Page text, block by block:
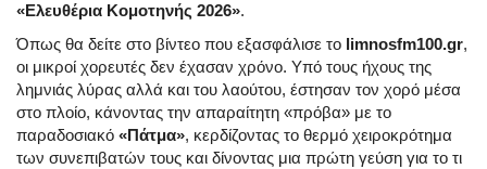
«Ελευθέρια Κομοτηνής 2026».
Όπως θα δείτε στο βίντεο που εξασφάλισε το limnosfm100.gr,
οι μικροί χορευτές δεν έχασαν χρόνο. Υπό τους ήχους της
λημνιάς λύρας αλλά και του λαούτου, έστησαν τον χορό μέσα
στο πλοίο, κάνοντας την απαραίτητη «πρόβα» με το
παραδοσιακό «Πάτμα», κερδίζοντας το θερμό χειροκρότημα
των συνεπιβατών τους και δίνοντας μια πρώτη γεύση για το τι